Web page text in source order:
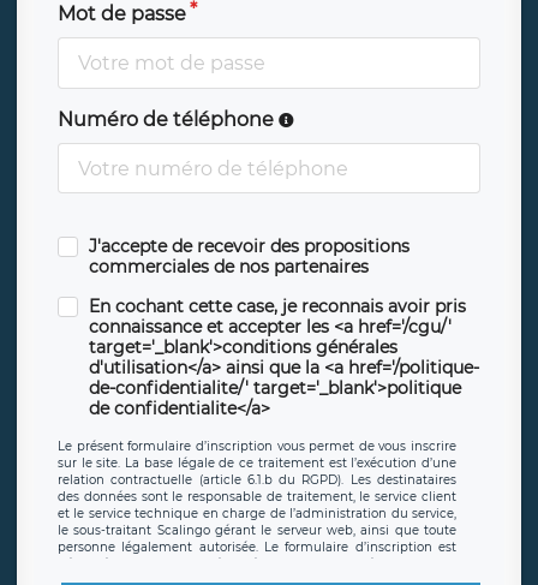
Mot de passe
Numéro de téléphone
J'accepte de recevoir des propositions
commerciales de nos partenaires
En cochant cette case, je reconnais avoir pris
connaissance et accepter les <a href='/cgu/'
target='_blank'>conditions générales
d'utilisation</a> ainsi que la <a href='/politique-
de-confidentialite/' target='_blank'>politique
de confidentialite</a>
Le présent formulaire d’inscription vous permet de vous inscrire
sur le site. La base légale de ce traitement est l’exécution d’une
relation contractuelle (article 6.1.b du RGPD). Les destinataires
des données sont le responsable de traitement, le service client
et le service technique en charge de l’administration du service,
le sous-traitant Scalingo gérant le serveur web, ainsi que toute
personne légalement autorisée. Le formulaire d’inscription est
offrant desclauses de protection conformes au RGPD. Les